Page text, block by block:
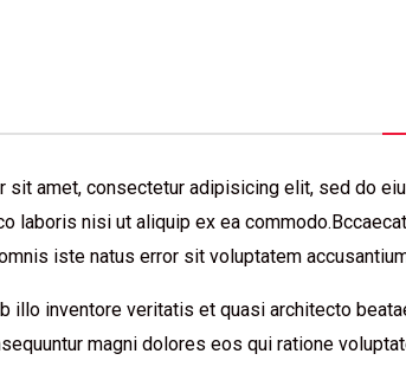
sit amet, consectetur adipisicing elit, sed do
laboris nisi ut aliquip ex ea
iste natus error sit voluptatem
illo inventore veritatis et quasi architecto
magni dolores eos qui ratione